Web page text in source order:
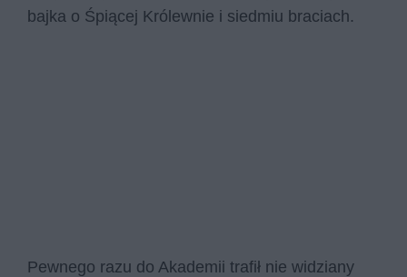
bajka o Śpiącej Królewnie i siedmiu braciach.
Pewnego razu do Akademii trafił nie widziany